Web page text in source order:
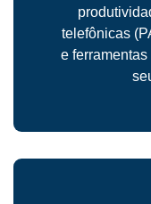
telefônicas
e